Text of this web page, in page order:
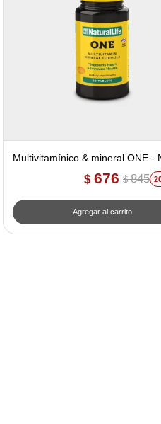
Multivitamínico & mineral ONE -
$ 676 $ 845